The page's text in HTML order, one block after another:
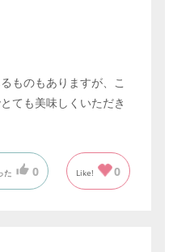
ものもありますが、こ
ても美味しくいただき
た 0 Like! 0